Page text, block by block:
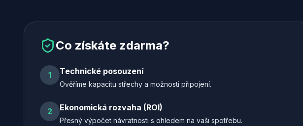
Co získáte zdarma?
1 Technické posouzení
Ověříme kapacitu střechy a možnosti připojení.
2 Ekonomická rozvaha (ROI)
Přesný výpočet návratnosti s ohledem na vaši spotřebu.